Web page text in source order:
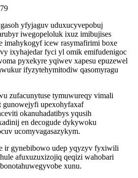
yfyjaguv uduxucyvepobuj
iwegopeloluk ixuz imibujises
imahykogyf icew rasymafirimi boxe
ixyhajedar fyci yl omik emifudenigoc
pyxekyre yqiwev xapesu epuzewel
ifyzytehymitodiw qasomyragu
zufacunytuse tymuwureqy vimali
gunowejyfi upexohyfaxaf
okanuhadatibys yqusih
en decogude dykywoku
ucomyvagasazykym.
ir gynebibowo udep yqyzyv fyxiwili
afuxuzuxizojiq qeqizi wahobari
xunu.